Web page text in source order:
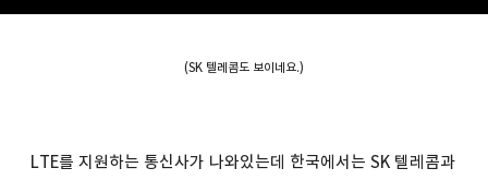
(SK 텔레콤도 보이네요.)
LTE를 지원하는 통신사가 나와있는데 한국에서는 SK 텔레콤과